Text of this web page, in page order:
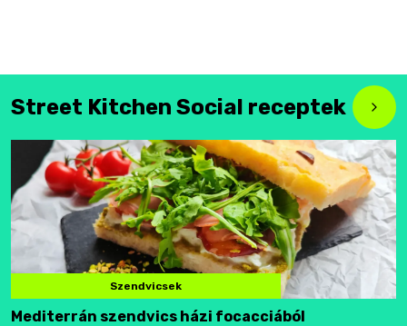
Street Kitchen Social receptek
Szendvicsek
Mediterrán szendvics házi focacciából